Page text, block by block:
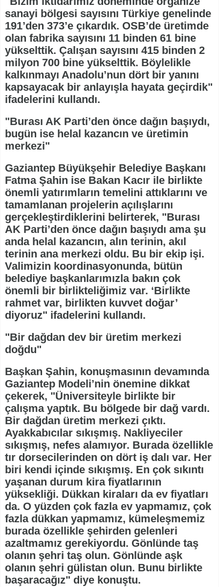
sanayi bölgesi sayısını Türkiye genelinde
191’den 373’e çıkardık. OSB’de üretimde
olan fabrika sayısını 11 binden 61 bine
yükselttik. Çalışan sayısını 415 binden 2
milyon 700 bine yükselttik. Böylelikle
kalkınmayı Anadolu’nun dört bir yanını
kapsayacak bir anlayışla hayata geçirdik"
ifadelerini kullandı.
"Burası AK Parti’den önce dağın başıydı,
bugün ise helal kazancın ve üretimin
merkezi"
Gaziantep Büyükşehir Belediye Başkanı
Fatma Şahin ise Bakan Kacır ile birlikte
önemli yatırımların temelini attıklarını ve
tamamlanan projelerin açılışlarını
gerçekleştirdiklerini belirterek, "Burası
AK Parti’den önce dağın başıydı ama şu
anda helal kazancın, alın terinin, akıl
terinin ana merkezi oldu. Bu bir ekip işi.
Valimizin koordinasyonunda, bütün
belediye başkanlarımızla bakın çok
önemli bir birlikteliğimiz var. ‘Birlikte
rahmet var, birlikten kuvvet doğar’
diyoruz" ifadelerini kullandı.
"Bir dağdan dev bir üretim merkezi
doğdu"
Başkan Şahin, konuşmasının devamında
Gaziantep Modeli’nin önemine dikkat
çekerek, "Üniversiteyle birlikte bir
çalışma yaptık. Bu bölgede bir dağ vardı.
Bir dağdan üretim merkezi çıktı.
Ayakkabıcılar sıkışmış. Nakliyeciler
sıkışmış, nefes alamıyor. Burada özellikle
tır dorsecilerinden on dört iş dalı var. Her
biri kendi içinde sıkışmış. En çok sıkıntı
yaşanan durum kira fiyatlarının
yüksekliği. Dükkan kiraları da ev fiyatları
da. O yüzden çok fazla ev yapmamız, çok
fazla dükkan yapmamız, kümeleşmemiz
burada özellikle şehirden gelenleri
azaltmamız gerekiyordu. Gönlünde taş
olanın şehri taş olun. Gönlünde aşk
olanın şehri gülistan olun. Bunu birlikte
başaracağız" diye konuştu.